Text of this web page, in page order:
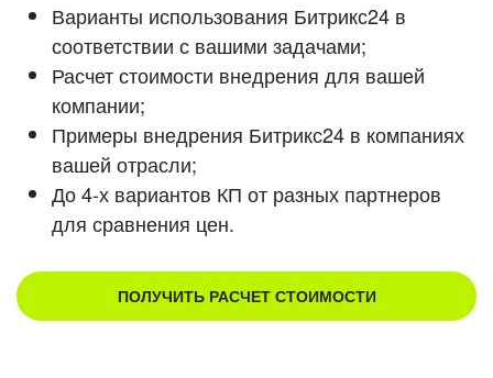
Варианты использования Битрикс24 в
соответствии с вашими задачами;
Расчет стоимости внедрения для вашей
компании;
Примеры внедрения Битрикс24 в компаниях
вашей отрасли;
До 4-х вариантов КП от разных партнеров
для сравнения цен.
ПОЛУЧИТЬ РАСЧЕТ СТОИМОСТИ